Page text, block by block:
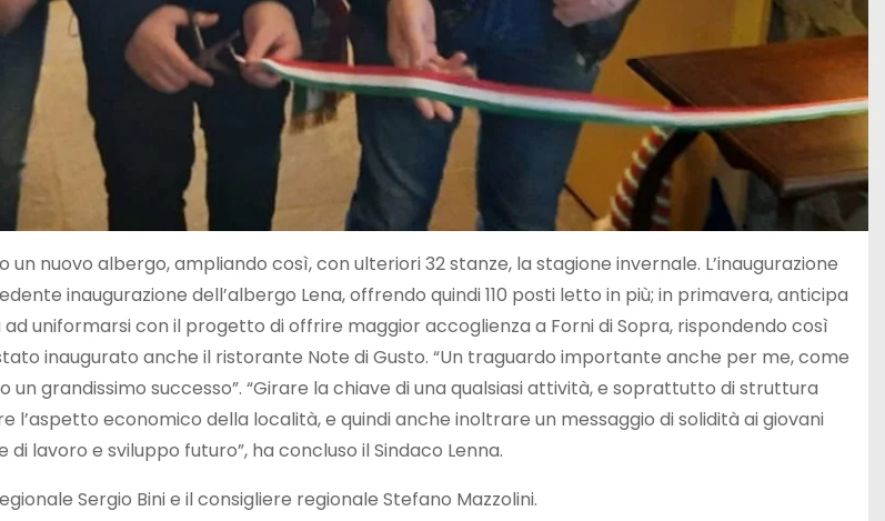
nuovo albergo, ampliando così, con ulteriori 32 stanze, la stagione invernale. L’inaugurazione
inaugurazione dell’albergo Lena, offrendo quindi 110 posti letto in più; in primavera, anticipa
uniformarsi con il progetto di offrire maggior accoglienza a Forni di Sopra, rispondendo così
inaugurato anche il ristorante Note di Gusto. “Un traguardo importante anche per me, come
grandissimo successo”. “Girare la chiave di una qualsiasi attività, e soprattutto di struttura
economico della località, e quindi anche inoltrare un messaggio di solidità ai giovani
lavoro e sviluppo futuro”, ha concluso il Sindaco Lenna.
Sergio Bini e il consigliere regionale Stefano Mazzolini.